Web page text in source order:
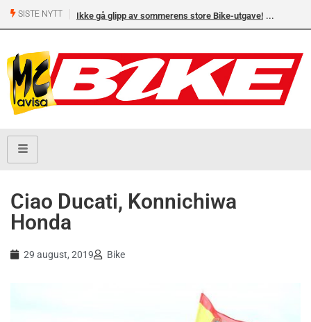
SISTE NYTT Ikke gå glipp av sommerens store Bike-utgave!
Ciao Ducati, Konnichiwa
Honda
29 august, 2019 Bike